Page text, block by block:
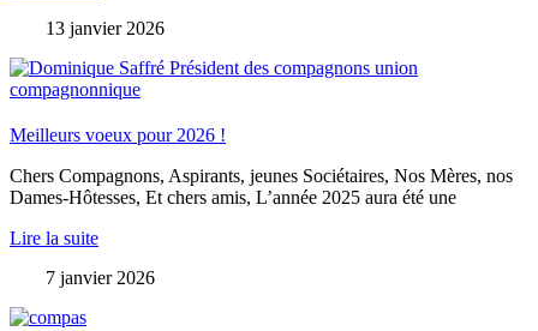
13 janvier 2026
Meilleurs voeux pour 2026 !
Chers Compagnons, Aspirants, jeunes Sociétaires, Nos Mères, nos
Dames-Hôtesses, Et chers amis, L’année 2025 aura été une
Lire la suite
7 janvier 2026